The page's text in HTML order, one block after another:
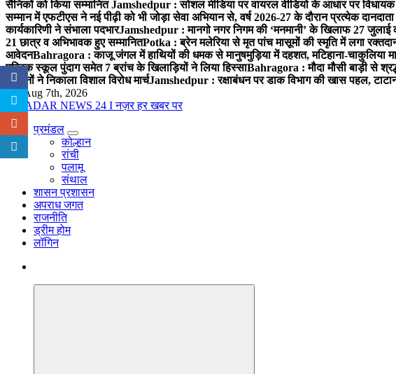
सैनिकों को किया सम्मानितJamshedpur : सोशल मीडिया पर वायरल वीडियो के आधार पर
सम्मान में एफटीएस ने नई पीढ़ी को भी जोड़ा सेवा अभियान से, वर्ष 2026-27 के दौरान प्रत्येक दानदाता
कार्यकारिणी ने संभाला पदभारJamshedpur : मानगो नगर निगम की ‘मनमानी’ के खिलाफ 27 जुलाई
21 छात्र व अभिभावक हुए सम्मानितPotka : ब्रेन मलेरिया से मृत पांच मासूमों की स्मृति में लगा
आवेदनBahragora : काजू जंगल में हाथियों की धमक से मानुषमुड़िया में दहशत, मटिहाना-चाकुलिया
पब्लिक स्कूल पुंदाग समेत 7 ब्रांच के खिलाड़ियों ने लिया हिस्साBahragora : मौदा मौसी बाड़ी से
संगठनों ने निकाला विशाल विरोध मार्चJamshedpur : रक्षाबंधन पर डाक विभाग की खास पहल,
Fri. Aug 7th, 2026
नज़र हर खबर पर
प्रमंडल
कोल्हान
रांची
पलामू
संथाल
शासन प्रशासन
अपराध जगत
राजनीति
ड्रीम होम
लॉगिन